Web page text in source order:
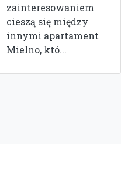
zainteresowaniem
cieszą się między
innymi apartament
Mielno, któ...